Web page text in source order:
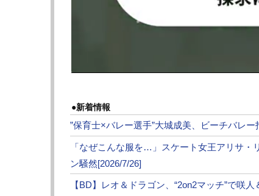
イトヘビー級新王者に輝いた。
だ。あの試合は勝っていた。手の中にあ
悔し気に語る。
った。リマッチを希望する。あれは俺の
を示した。
■ESPNは「UFC史上最大のミスの一つ」
米ESPNはこの一戦を「UFC史上最大の
●新着情報
”保育士×バレー選手”大城成美、ビーチバレ
「なぜこんな服を…」スケート女王アリサ
ン騒然[2026/7/26]
【BD】レオ＆ドラゴン、“2on2マッチ”で咲